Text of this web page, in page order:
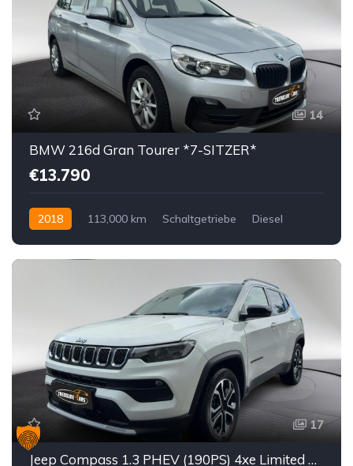
14
BMW 216d Gran Tourer *7-SITZER*
€13.790
2018 113,000 km Schaltgetriebe
Diesel
17
Jeep Compass 1.3 PHEV (190PS) 4xe Limited Allrad